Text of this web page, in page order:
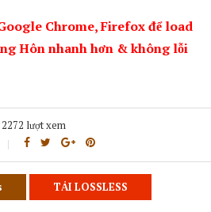
Chrome, Firefox để load
Hôn nhanh hơn & không lỗi
2272 lượt xem
TẢI LOSSLESS